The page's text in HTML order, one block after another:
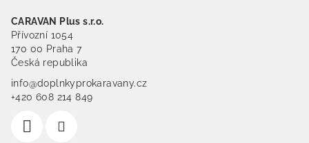
CARAVAN Plus s.r.o.
Přívozní 1054
170 00 Praha 7
Česká republika
info@doplnkyprokaravany.cz
+420 608 214 849